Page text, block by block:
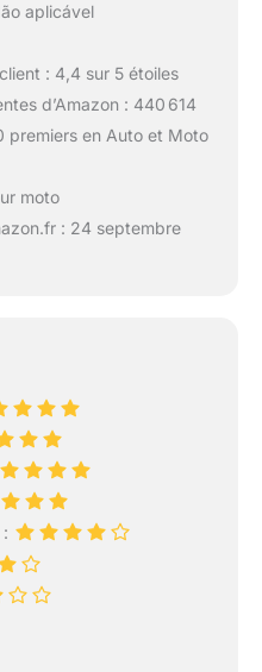
aplicável
: 4,4 sur 5 étoiles
d’Amazon : 440 614
premiers en Auto et Moto
moto
: 24 septembre